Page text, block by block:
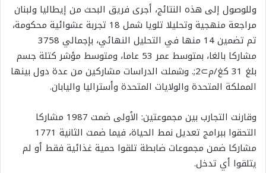
وللوصول إلى هذه النتائج، أجرى فريق البحث من إيطاليا ولبنان
مراجعة منهجية وتحليلا تلويا شمل 18 تجربة عشوائية محكومة،
تم تضمين 14 منها في التحليل النهائي، بإجمالي 3758
مشاركا بالغا، بمتوسط عمر 53 عاما، ومتوسط مؤشر كتلة جسم
بلغ 31 كغ/م⊃2;. وشملت الدراسات مشاركين من عدة دول بينها
المملكة المتحدة والولايات المتحدة وأستراليا واليابان.
وقارنت التجارب بين مجموعتين: الأولى ضمت 1987 مشاركا
التحقوا ببرامج تعديل نمط الحياة، فيما ضمت الثانية 1771
مشاركا ضمن مجموعات ضابطة تلقوا حمية غذائية فقط أو لم
يتلقوا أي تدخل.